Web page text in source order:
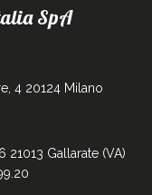
SpA
4 20124 Milano
21013 Gallarate (VA)